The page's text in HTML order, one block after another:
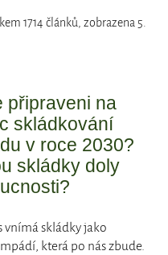
1714 článků, zobrazena 5.
připraveni na
skládkování
v roce 2030?
skládky doly
vnímá skládky jako
která po nás zbude.